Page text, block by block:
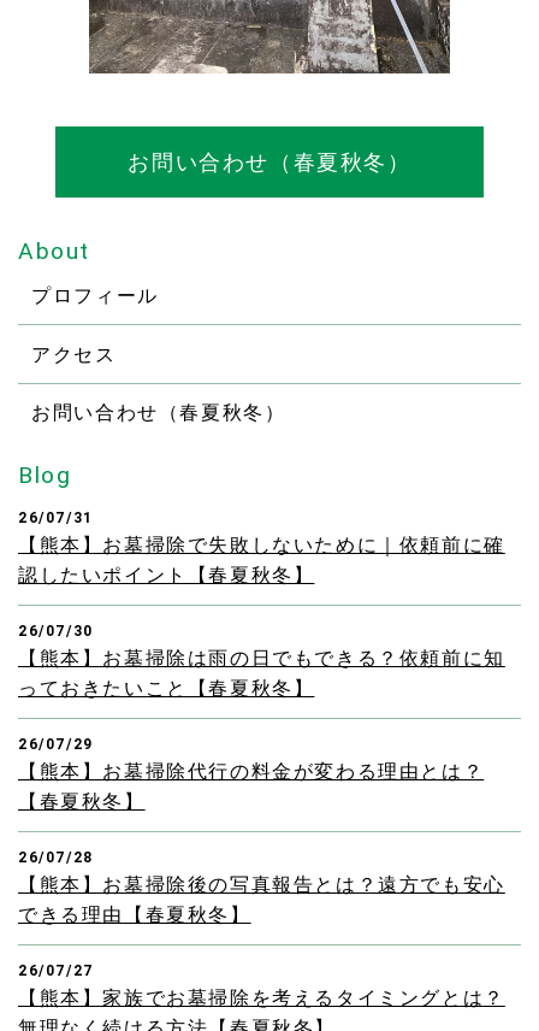
お問い合わせ（春夏秋冬）
About
プロフィール
アクセス
お問い合わせ（春夏秋冬）
Blog
26/07/31
【熊本】お墓掃除で失敗しないために｜依頼前に確
認したいポイント【春夏秋冬】
26/07/30
【熊本】お墓掃除は雨の日でもできる？依頼前に知
っておきたいこと【春夏秋冬】
26/07/29
【熊本】お墓掃除代行の料金が変わる理由とは？
【春夏秋冬】
26/07/28
【熊本】お墓掃除後の写真報告とは？遠方でも安心
できる理由【春夏秋冬】
26/07/27
【熊本】家族でお墓掃除を考えるタイミングとは？